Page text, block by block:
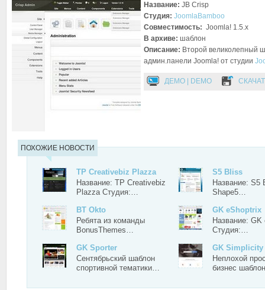
Название: JB Crisp
Студия: JoomlaBamboo
Совместимость: Joomla! 1.5.x
В архиве: шаблон
Описание: Второй великолепный
админ.панели Joomla! от студии
ДЕМО | DEMO
ПОХОЖИЕ НОВОСТИ
TP Creativebiz Plazza
Название: TP Creativebiz
Plazza Студия:…
S5 Bliss
Название: S5
Shape5…
BT Okto
Ребята из команды
BonusThemes…
GK eShoptrix
Название: GK
Студия:…
GK Sporter
Сентябрьский шаблон
спортивной тематики…
GK Simplicity
Неплохой
бизнес